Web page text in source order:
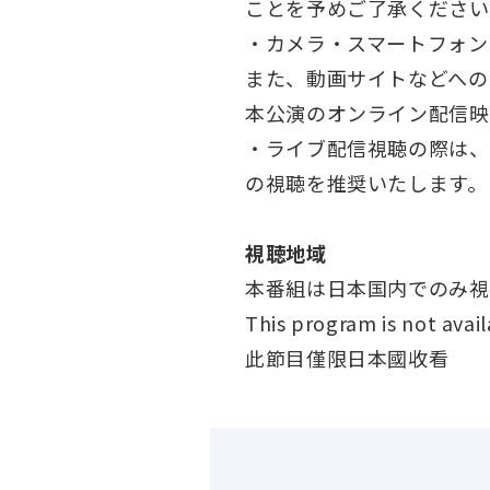
ことを予めご了承くださ
・カメラ・スマートフォ
また、動画サイトなどへ
本公演のオンライン配信
・ライブ配信視聴の際は
の視聴を推奨いたします。
視聴地域
本番組は日本国内でのみ
This program is not
此節目僅限日本國收看